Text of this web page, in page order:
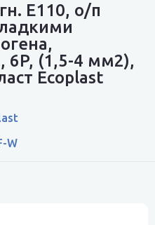
E110, о/п
6P, (1,5-4 мм2),
Ecoplast
W